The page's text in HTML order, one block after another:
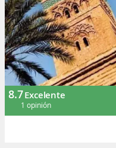
8.7Excelente
1 opinión